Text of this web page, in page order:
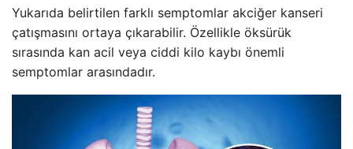
Yukarıda belirtilen farklı semptomlar akciğer kanseri
çatışmasını ortaya çıkarabilir. Özellikle öksürük
sırasında kan acil veya ciddi kilo kaybı önemli
semptomlar arasındadır.